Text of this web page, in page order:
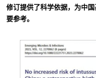
修订提供了科学依据，为中国
要参考。